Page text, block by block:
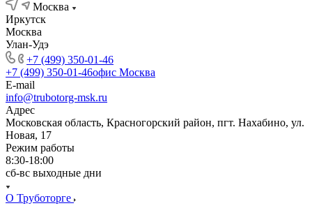
Москва
Иркутск
Москва
Улан-Удэ
+7 (499) 350-01-46
+7 (499) 350-01-46офис Москва
E-mail
info@trubotorg-msk.ru
Адрес
Московская область, Красногорский район, пгт. Нахабино, ул.
Новая, 17
Режим работы
8:30-18:00
сб-вс выходные дни
О Труботорге